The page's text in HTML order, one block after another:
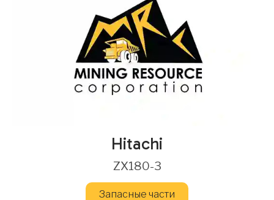
Hitachi
ZX180-3
Запасные части